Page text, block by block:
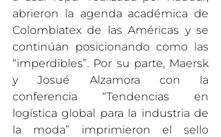
abrieron la agenda académica de
Colombiatex de las Américas y se
continúan posicionando como las
“imperdibles”. Por su parte, Maersk
y Josué Alzamora con la
conferencia “Tendencias en
logística global para la industria de
la moda” imprimieron el sello